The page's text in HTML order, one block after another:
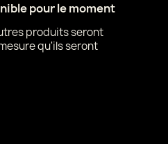
pour le moment
produits seront
qu'ils seront